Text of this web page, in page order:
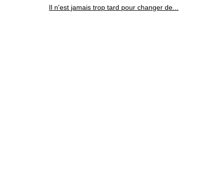
Il n'est jamais trop tard pour changer de...